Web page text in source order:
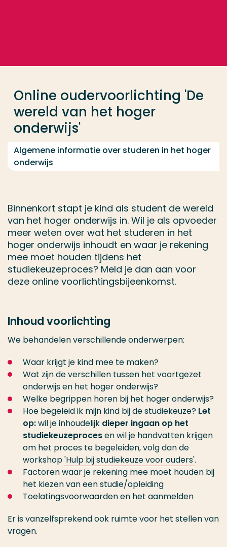
Online oudervoorlichting 'De
wereld van het hoger
onderwijs'
Algemene informatie over studeren in het hoger
onderwijs
Binnenkort stapt je kind als student de wereld
van het hoger onderwijs in. Wil je als opvoeder
meer weten over wat het studeren in het
hoger onderwijs inhoudt en waar je rekening
mee moet houden tijdens het
studiekeuzeproces? Meld je dan aan voor
deze online voorlichtingsbijeenkomst.
Inhoud voorlichting
We behandelen verschillende onderwerpen:
Waar krijgt je kind mee te maken?
Wat zijn de verschillen tussen het voortgezet
onderwijs en het hoger onderwijs?
Welke begrippen horen bij het hoger onderwijs?
Hoe begeleid ik mijn kind bij de studiekeuze? Let
op:wil je inhoudelijk dieper ingaan op het
studiekeuzeprocesen wil je handvatten krijgen
om het proces te begeleiden, volg dan de
workshop'Hulp bij studiekeuze voor ouders'.
Factoren waar je rekening mee moet houden bij
het kiezen van een studie/opleiding
Toelatingsvoorwaarden en het aanmelden
Er is vanzelfsprekend ook ruimte voor het stellen van
vragen.
Opleiding
Contact